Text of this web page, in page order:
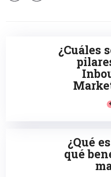
¿Cuáles
¿Qué
qué